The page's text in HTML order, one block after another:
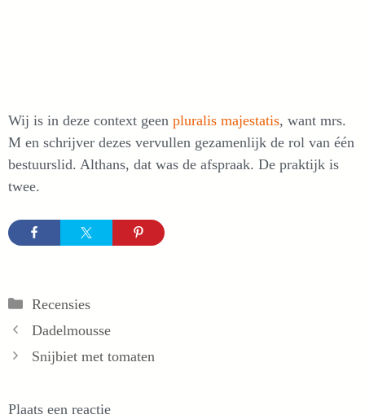
Wij is in deze context geen pluralis majestatis, want mrs.
M en schrijver dezes vervullen gezamenlijk de rol van één
bestuurslid. Althans, dat was de afspraak. De praktijk is
twee.
Categorieën
Recensies
Dadelmousse
Snijbiet met tomaten
Plaats een reactie